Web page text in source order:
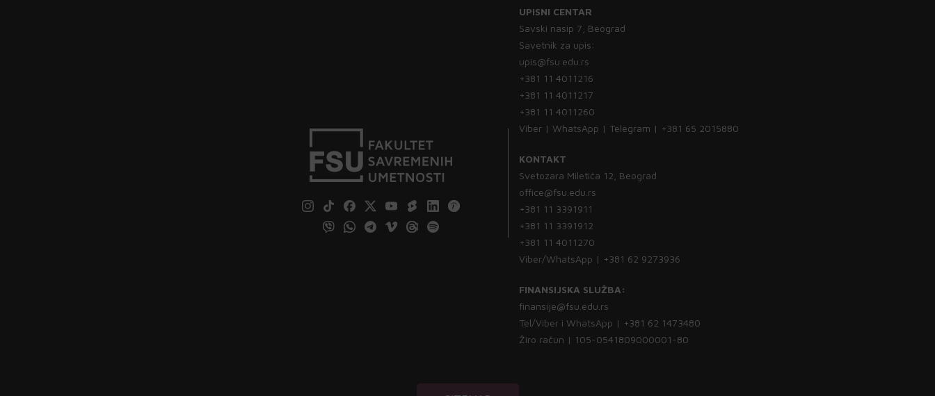
UPISNI CENTAR
Savski nasip 7, Beograd
Savetnik za upis:
upis@fsu.edu.rs
+381 11 4011216
+381 11 4011217
+381 11 4011260
Viber | WhatsApp | Telegram | +381 65 2015880
KONTAKT
Svetozara Miletića 12, Beograd
office@fsu.edu.rs
+381 11 3391911
+381 11 3391912
+381 11 4011270
Viber/WhatsApp | +381 62 9273936
FINANSIJSKA SLUŽBA:
finansije@fsu.edu.rs
Tel/Viber i WhatsApp | +381 62 1473480
Žiro račun | 105-0541809000001-80